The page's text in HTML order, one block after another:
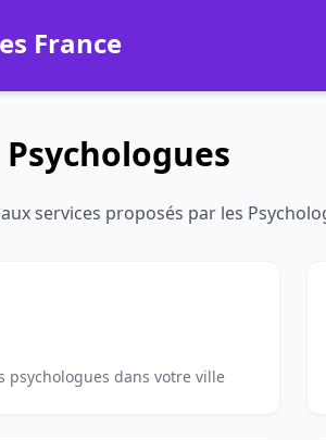
France
services proposés par les
psychologues dans votre ville